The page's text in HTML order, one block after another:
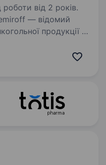
від 2 років.
продукції з
80 країн світу.